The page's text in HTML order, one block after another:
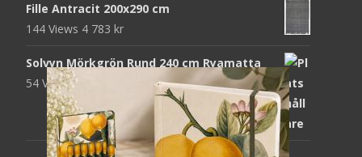
Fille Antracit 200x290 cm
144 Views 4 783 kr
Solvyn Mörkgrön Rund 240 cm Ryamatta
54 Views1 871